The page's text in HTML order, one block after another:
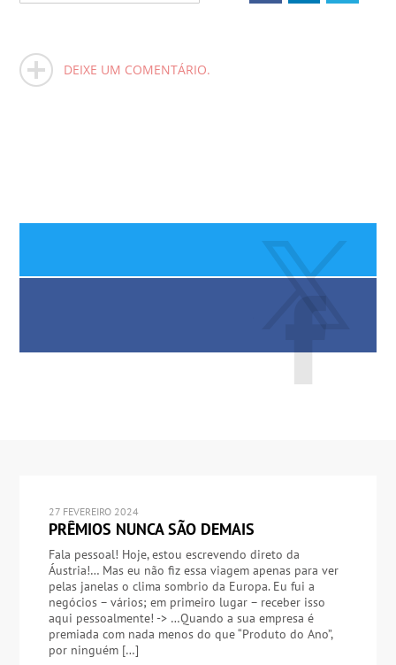
DEIXE UM COMENTÁRIO.
27 FEVEREIRO 2024
PRÊMIOS NUNCA SÃO DEMAIS
Fala pessoal! Hoje, estou escrevendo direto da
Áustria!… Mas eu não fiz essa viagem apenas para ver
pelas janelas o clima sombrio da Europa. Eu fui a
negócios – vários; em primeiro lugar – receber isso
aqui pessoalmente! -> …Quando a sua empresa é
premiada com nada menos do que “Produto do Ano”,
por ninguém […]